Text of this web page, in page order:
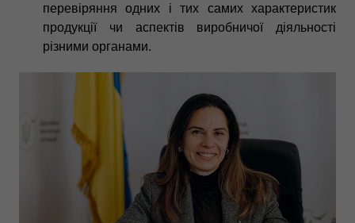
перевіряння одних і тих самих характеристик
продукції чи аспектів виробничої діяльності
різними органами.